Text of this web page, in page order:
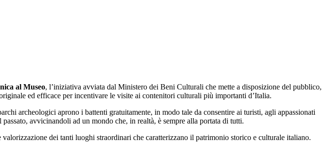
al Museo, l’iniziativa avviata dal Ministero dei Beni Culturali che mette a disposizione del pubblico,
ed efficace per incentivare le visite ai contenitori culturali più importanti d’Italia.
archeologici aprono i battenti gratuitamente, in modo tale da consentire ai turisti, agli appassionati
avvicinandoli ad un mondo che, in realtà, è sempre alla portata di tutti.
dei tanti luoghi straordinari che caratterizzano il patrimonio storico e culturale italiano.